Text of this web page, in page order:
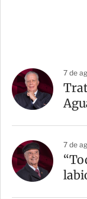
7 de
7 de